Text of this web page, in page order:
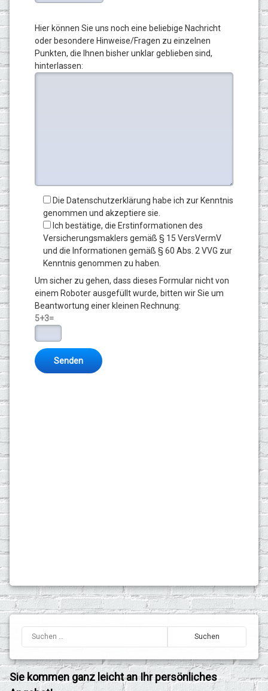
Hier können Sie uns noch eine beliebige Nachricht
oder besondere Hinweise/Fragen zu einzelnen
Punkten, die Ihnen bisher unklar geblieben sind,
hinterlassen:
Die Datenschutzerklärung habe ich zur Kenntnis
genommen und akzeptiere sie.
Ich bestätige, die Erstinformationen des
Versicherungsmaklers gemäß § 15 VersVermV
und die Informationen gemäß § 60 Abs. 2 VVG zur
Kenntnis genommen zu haben.
Um sicher zu gehen, dass dieses Formular nicht von
einem Roboter ausgefüllt wurde, bitten wir Sie um
Beantwortung einer kleinen Rechnung:
5+3=
Sie kommen ganz leicht an Ihr persönliches